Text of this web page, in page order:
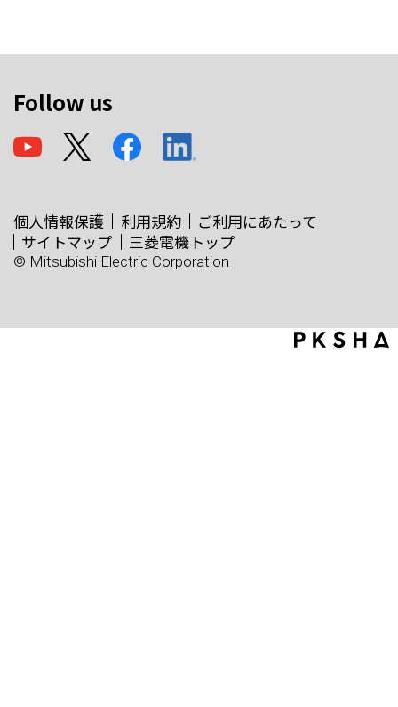
Follow us
個人情報保護 利用規約
ご利用にあたって
サイトマップ
三菱電機トップ
© Mitsubishi Electric Corporation